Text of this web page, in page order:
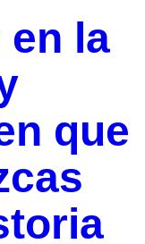
en la
que